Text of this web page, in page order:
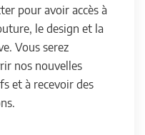
pour avoir accès à
le design et la
Vous serez
nos nouvelles
et à recevoir des